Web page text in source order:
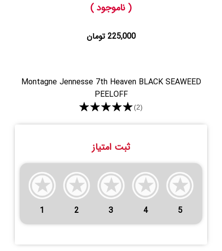
( ناموجود )
225,000 تومان
Montagne Jennesse 7th Heaven BLACK SEAWEED
PEELOFF
★★★★★(2)
ثبت امتیاز
1 2 3 4 5